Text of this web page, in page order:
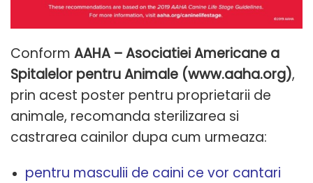
Conform AAHA – Asociatiei Americane a
Spitalelor pentru Animale (www.aaha.org),
prin acest poster pentru proprietarii de
animale, recomanda sterilizarea si
castrarea cainilor dupa cum urmeaza:
pentru masculii de caini ce vor cantari